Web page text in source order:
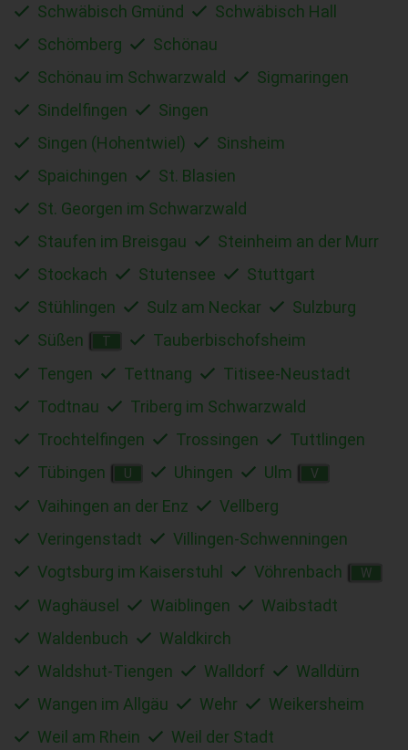
Schwäbisch Gmünd
Schwäbisch Hall
Schömberg
Schönau
Schönau im Schwarzwald
Sigmaringen
Sindelfingen
Singen
Singen (Hohentwiel)
Sinsheim
Spaichingen
St. Blasien
St. Georgen im Schwarzwald
Staufen im Breisgau
Steinheim an der Murr
Stockach
Stutensee
Stuttgart
Stühlingen
Sulz am Neckar
Sulzburg
Süßen
T
Tauberbischofsheim
Tengen
Tettnang
Titisee-Neustadt
Todtnau
Triberg im Schwarzwald
Trochtelfingen
Trossingen
Tuttlingen
Tübingen
U Uhingen Ulm V
Vaihingen an der Enz
Vellberg
Veringenstadt
Villingen-Schwenningen
Vogtsburg im Kaiserstuhl
Vöhrenbach W
Waghäusel Waiblingen
Waibstadt
Waldenbuch
Waldkirch
Waldshut-Tiengen
Walldorf
Walldürn
Wangen im Allgäu
Wehr
Weikersheim
Weil am Rhein
Weil der Stadt